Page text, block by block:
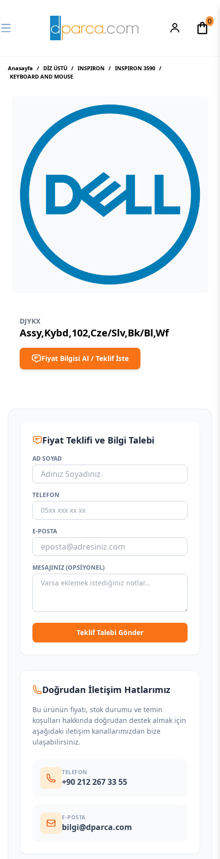
0
Anasayfa / DİZ ÜSTÜ / INSPIRON / INSPIRON 3590 /
KEYBOARD AND MOUSE
DJYKX
Assy,Kybd,102,Cze/Slv,Bk/Bl,Wf
Fiyat Bilgisi Al / Teklif İste
Fiyat Teklifi ve Bilgi Talebi
AD SOYAD
TELEFON
E-POSTA
MESAJINIZ (OPSIYONEL)
Teklif Talebi Gönder
Doğrudan İletişim Hatlarımız
Bu ürünün fiyatı, stok durumu ve temin
koşulları hakkında doğrudan destek almak için
aşağıdaki iletişim kanallarımızdan bize
ulaşabilirsiniz.
TELEFON
+90 212 267 33 55
E-POSTA
bilgi@dparca.com